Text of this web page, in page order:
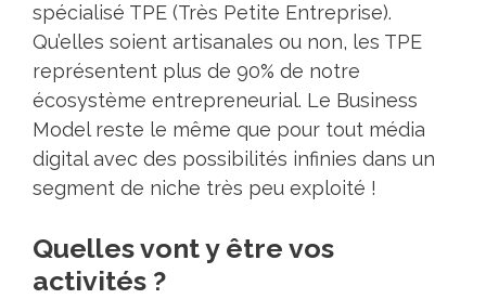
spécialisé TPE (Très Petite Entreprise).
Qu’elles soient artisanales ou non, les TPE
représentent plus de 90% de notre
écosystème entrepreneurial. Le Business
Model reste le même que pour tout média
digital avec des possibilités infinies dans un
segment de niche très peu exploité !
Quelles vont y être vos
activités ?